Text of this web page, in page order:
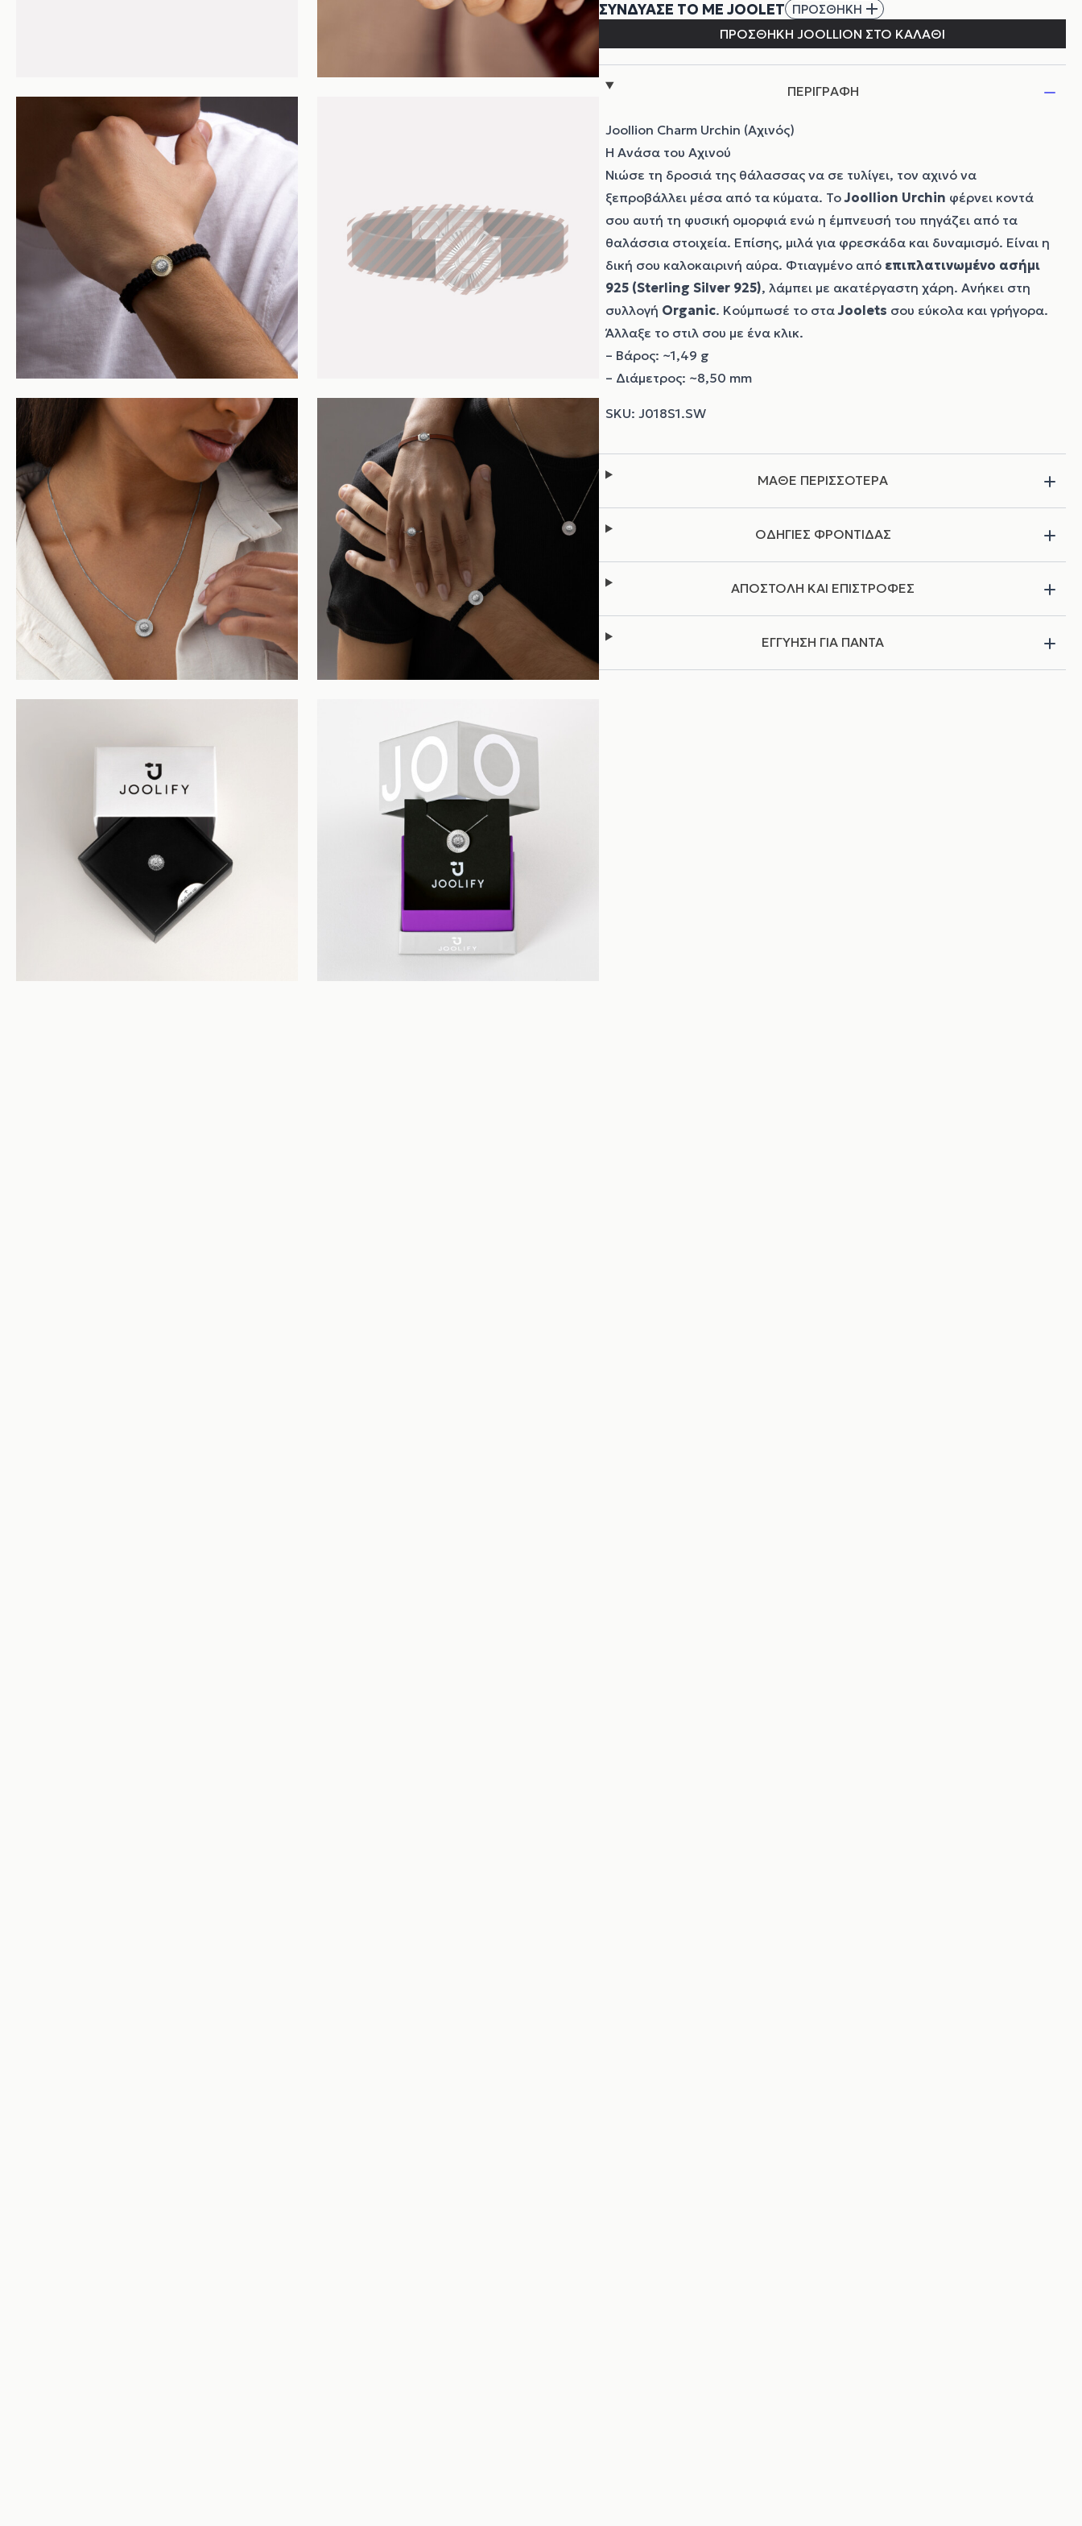
ΠΕΡΙΓΡΑΦΗ
Joollion Charm Urchin (Αχινός)
Η Ανάσα του Αχινού
Νιώσε τη δροσιά της θάλασσας να σε τυλίγει, τον αχινό να
ξεπροβάλλει μέσα από τα κύματα. ΤοJoollion Urchin φέρνει κοντά
σου αυτή τη φυσική ομορφιά ενώ η έμπνευσή του πηγάζει από τα
θαλάσσια στοιχεία. Επίσης, μιλά για φρεσκάδα και δυναμισμό. Είναι η
δική σου καλοκαιρινή αύρα. Φτιαγμένο από επιπλατινωμένο ασήμι
925 (Sterling Silver 925), λάμπει με ακατέργαστη χάρη. Ανήκει στη
συλλογή Organic. Κούμπωσέ το σταJoolets σου εύκολα και γρήγορα.
Άλλαξε το στιλ σου με ένα κλικ.
– Βάρος: ~1,49 g
– Διάμετρος: ~8,50 mm
ΜΑΘΕ ΠΕΡΙΣΣΟΤΕΡΑ
ΟΔΗΓΙΕΣ ΦΡΟΝΤΙΔΑΣ
ΑΠΟΣΤΟΛΗ ΚΑΙ ΕΠΙΣΤΡΟΦΕΣ
ΕΓΓΥΗΣΗ ΓΙΑ ΠΑΝΤΑ